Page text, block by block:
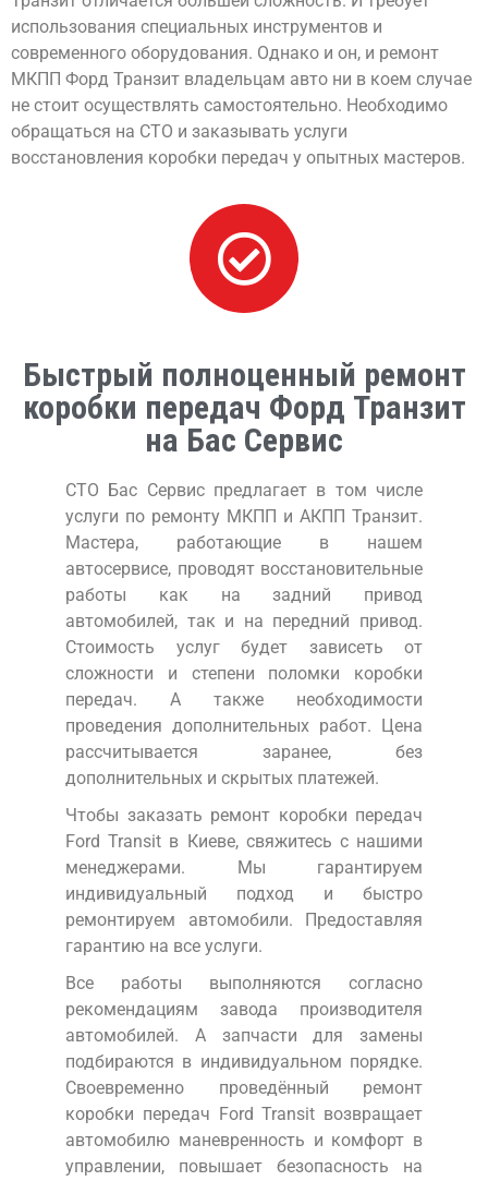
использования специальных инструментов и
современного оборудования. Однако и он, и ремонт
МКПП Форд Транзит владельцам авто ни в коем случае
не стоит осуществлять самостоятельно. Необходимо
обращаться на СТО и заказывать услуги
восстановления коробки передач у опытных мастеров.
Быстрый полноценный ремонт
коробки передач Форд Транзит
на Бас Сервис
СТО Бас Сервис предлагает в том числе
услуги по ремонту МКПП и АКПП Транзит.
Мастера, работающие в нашем
автосервисе, проводят восстановительные
работы как на задний привод
автомобилей, так и на передний привод.
Стоимость услуг будет зависеть от
сложности и степени поломки коробки
передач. А также необходимости
проведения дополнительных работ. Цена
рассчитывается заранее, без
дополнительных и скрытых платежей.
Чтобы заказать ремонт коробки передач
Ford Transit в Киеве, свяжитесь с нашими
менеджерами. Мы гарантируем
индивидуальный подход и быстро
ремонтируем автомобили. Предоставляя
гарантию на все услуги.
Все работы выполняются согласно
рекомендациям завода производителя
автомобилей. А запчасти для замены
подбираются в индивидуальном порядке.
Своевременно проведённый ремонт
коробки передач Ford Transit возвращает
автомобилю маневренность и комфорт в
управлении, повышает безопасность на